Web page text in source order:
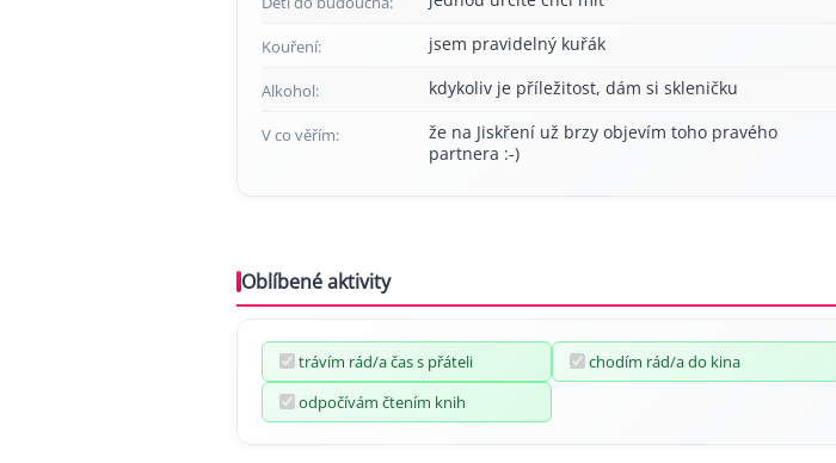
Kouření: jsem pravidelný kuřák
Alkohol: kdykoliv je příležitost, dám si skleničku
V co věřím:
že na Jiskření už brzy objevím toho pravého
partnera :-)
Oblíbené aktivity
trávím rád/a čas s přáteli
chodím rád/a do kina
odpočívám čtením knih